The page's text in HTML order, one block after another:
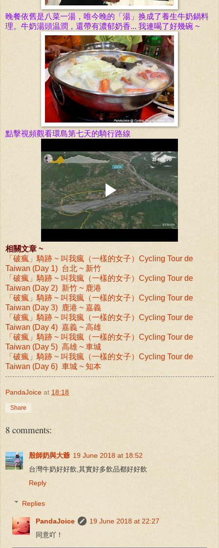
晚餐依舊是八菜一湯，唯今晚的 「 湯」换成了養生牛奶鍋料
理。牛奶湯頭温潤，還帶有濃郁奶香... 我連喝了好幾碗 ~
點擊視頻觀看環島第七天的騎行路線
相關文章 ~
「破瘋」騎跡 ~ 叫我瘋（一樣的女子）Cycling Tour de
Taiwan (Day 1) 台北 ~ 新竹
「破瘋」騎跡 ~ 叫我瘋（一樣的女子）Cycling Tour de
Taiwan (Day 2) 新竹 ~ 鹿港
「破瘋」騎跡 ~ 叫我瘋（一樣的女子）Cycling Tour de
Taiwan (Day 3) 鹿港 ~ 嘉義
「破瘋」騎跡 ~ 叫我瘋（一樣的女子）Cycling Tour de
Taiwan (Day 4) 嘉義 ~ 高雄
「破瘋」騎跡 ~ 叫我瘋（一樣的女子）Cycling Tour de
Taiwan (Day 5) 高雄 ~ 車城
「破瘋」騎跡 ~ 叫我瘋（一樣的女子）Cycling Tour de
Taiwan (Day 6) 車城 ~ 知本
PandaJoice at 18:18
Share
8 comments:
殷師奶與大爺 19 June 2018 at 18:52
台灣牛奶好好飲,其實好多飲品都好好飲
Reply
Replies
PandaJoice
19 June 2018 at 22:27
同意吖！